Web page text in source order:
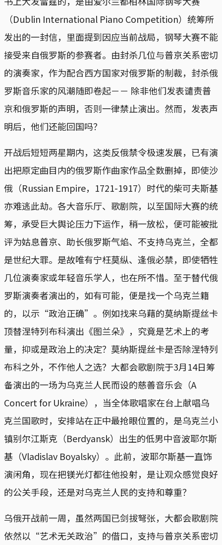
（Dublin International Piano Competition）统筹所
发出的一封信，里面提到因应当前战局，钢琴大赛不能
接受来自俄罗斯的参赛者。由封杀几位与普京关系密切
的演奏家，作为配合西方国家对俄罗斯的制裁，封杀俄
罗斯音乐家的风潮随即卷起－－ 除非他们发表谴责普
京和俄罗斯的声明，否则一律禁止演出。然而，发表声
明后，他们还能回国吗？
开战后短短两星期内，这类反俄禁令极速发展，已有演
出把原定曲目内的俄罗斯作曲家作品全数删掉，即使沙
俄（Russian Empire，1721-1917）时代的柴可夫斯基
亦难逃此劫。各大音乐厅、歌剧院，以至国际大赛的统
筹，承受巨大舆论压力下运作，稍一放松，便可能被批
评为姑息普京、助长俄罗斯气焰、不支持乌克兰，全都
是世纪大罪。是故唯有宁枉莫纵、逢俄必禁，即使牺牲
几位演奏家或年轻音乐学人，也在所不惜。至于替代俄
罗斯演奏者演出的，如有可能，便是找一个乌克兰籍
的，以示“政治正确”。例如找来乌藉的莫纳斯提丝卡
顶替涅特列布科演出《图兰朵》，究竟是艺术上的考
量，抑或是政治上的决定？莫纳斯提丝卡是否除涅特列
布科之外，不作他人之选？大都会歌剧院于3月14日筹
备演出的一场为乌克兰人民而设的慈善音乐会（A
Concert for Ukraine），当全体歌唱家在台上献唱乌
克兰国歌时，安排站在正中最抢眼位置的，是乌克兰小
镇别尔江斯克（Berdyansk）出生的低男中音波耶尔斯
基（Vladislav Boyalsky）。此前，波耶尔斯基一直饰
演闲角，现在把镁光灯都往他投射，是让观众感觉良好
的公关手段，还是对乌克兰人民的支持和尊重？
乌俄开战前一周，虽然两国已剑拔弩张，大都会歌剧院
依然以“艺术无关政治”的借口，支持与普京关系密切